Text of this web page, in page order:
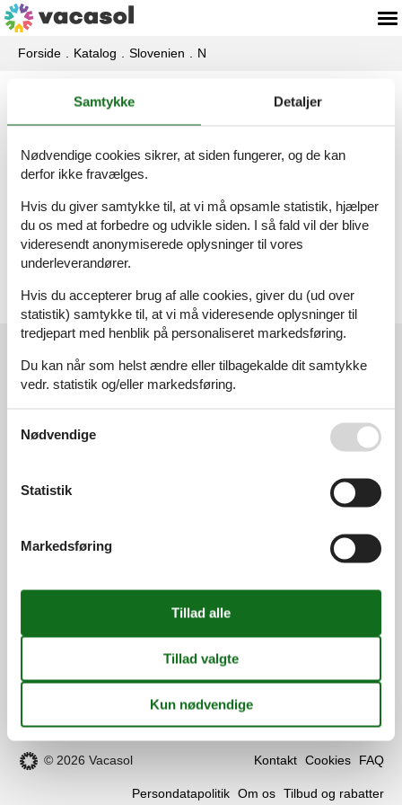
Forside Katalog Slovenien N
Katalog - Slovenien - Nova Gorica-
Kozana
Emne nr.: 151-SER123
8 personer
heraf 2 børn (0-11 år)
Kundeservice
info@vacasol.dk
Find os
Metatravel Deutschland GmbH
på
© 2026 Vacasol Kontakt Cookies FAQ
Persondatapolitik Om os Tilbud og rabatter
Samtykke Detaljer
Nødvendige cookies sikrer, at siden fungerer, og de kan
derfor ikke fravælges.
Hvis du giver samtykke til, at vi må opsamle statistik, hjælper
du os med at forbedre og udvikle siden. I så fald vil der blive
videresendt anonymiserede oplysninger til vores
underleverandører.
Hvis du accepterer brug af alle cookies, giver du (ud over
statistik) samtykke til, at vi må videresende oplysninger til
tredjepart med henblik på personaliseret markedsføring.
Du kan når som helst ændre eller tilbagekalde dit samtykke
vedr. statistik og/eller markedsføring.
Nødvendige
Statistik
Markedsføring